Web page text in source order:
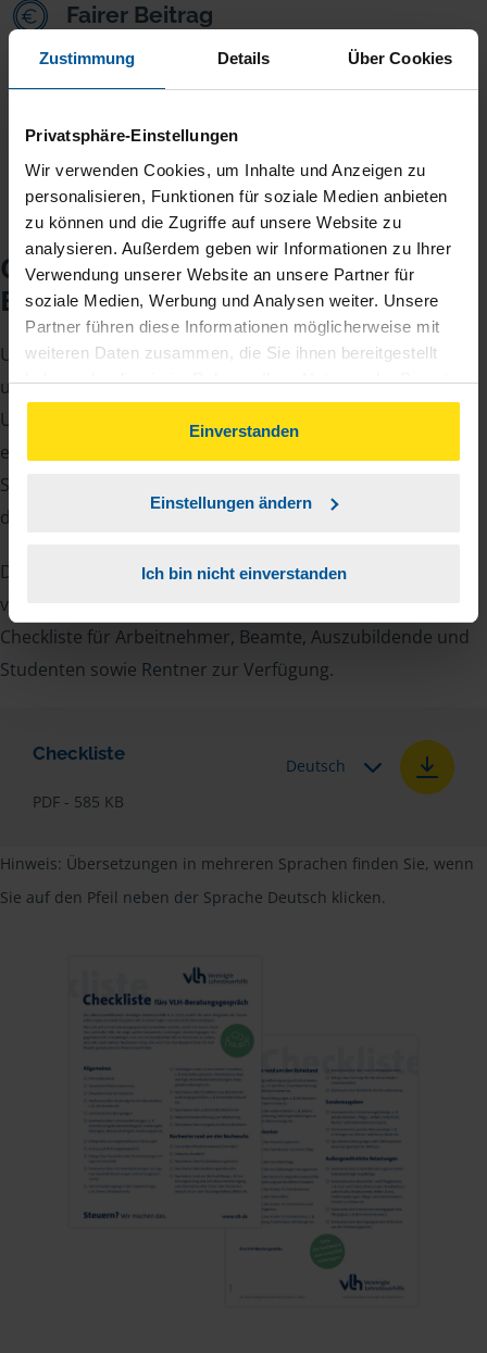
Zustimmung Details Über Cookies
Privatsphäre-Einstellungen
Wir verwenden Cookies, um Inhalte und Anzeigen zu
personalisieren, Funktionen für soziale Medien anbieten
zu können und die Zugriffe auf unsere Website zu
analysieren. Außerdem geben wir Informationen zu Ihrer
Verwendung unserer Website an unsere Partner für
soziale Medien, Werbung und Analysen weiter. Unsere
Partner führen diese Informationen möglicherweise mit
weiteren Daten zusammen, die Sie ihnen bereitgestellt
haben oder die sie im Rahmen Ihrer Nutzung der Dienste
gesammelt haben. Indem Sie auf Einverstanden klicken,
können Sie der Verwendung von Cookies, gemäß
unserer➔ Datenschutzrichtliniezustimmen.
Einverstanden
Einstellungen ändern
Ich bin nicht einverstanden
Fairer Beitrag
Sie zahlen für alle unsere Leistungen nur einen
Checkliste für Ihr
Beratungsgespräch
Um Ihre Steuererklärung erstellen zu können, benötigen
unsere Beraterinnen und Berater eine Reihe von
Unterlagen von Ihnen. Dazu gehört beispielsweise die
elektronische Lohnsteuerbescheinigung, Ihre
Steueridentifikationsnummer, der Rentenbescheid oder
die Bescheinigung über das Kindergeld.
Damit Sie sich gut vorbereiten können und keinen der
vielen Nachweise vergessen, stellen wir Ihnen hier eine
Checkliste für Arbeitnehmer, Beamte, Auszubildende und
Studenten sowie Rentner zur Verfügung.
Checkliste
PDF - 585 KB
Deutsch
Hinweis: Übersetzungen in mehreren Sprachen finden Sie, wenn
Sie auf den Pfeil neben der Sprache Deutsch klicken.